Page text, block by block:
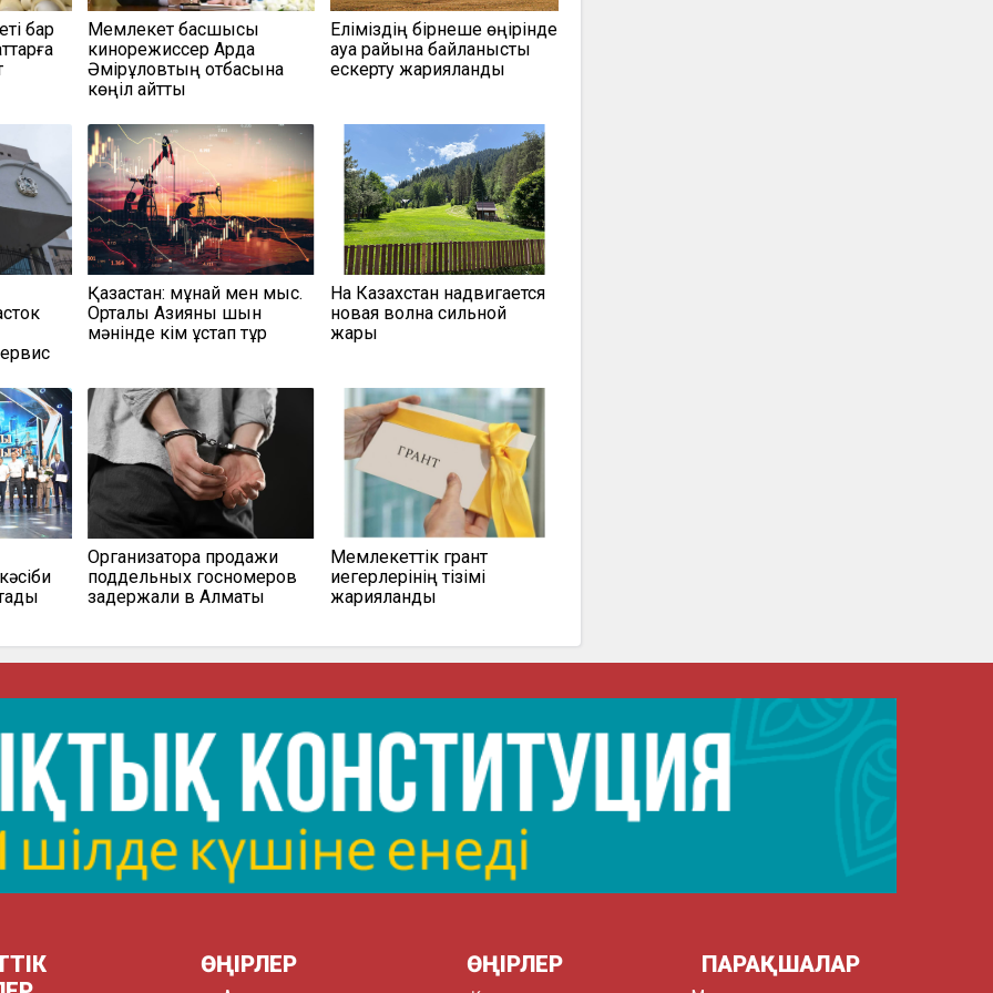
бар
Мемлекет басшысы
кинорежиссер Ардақ
Әмірқұловтың отбасына
көңіл айтты
Еліміздің бірнеше өңірінде
ауа райына байланысты
ескерту жарияланды
Қазақстан: мұнай мен мыс.
Орталық Азияны шын
мәнінде кім ұстап тұр
На Казахстан надвигается
новая волна сильной
жары
Организатора продажи
поддельных госномеров
задержали в Алматы
Мемлекеттік грант
иегерлерінің тізімі
жарияланды
ӨҢІРЛЕР ӨҢІРЛЕР ПАРАҚШАЛАР